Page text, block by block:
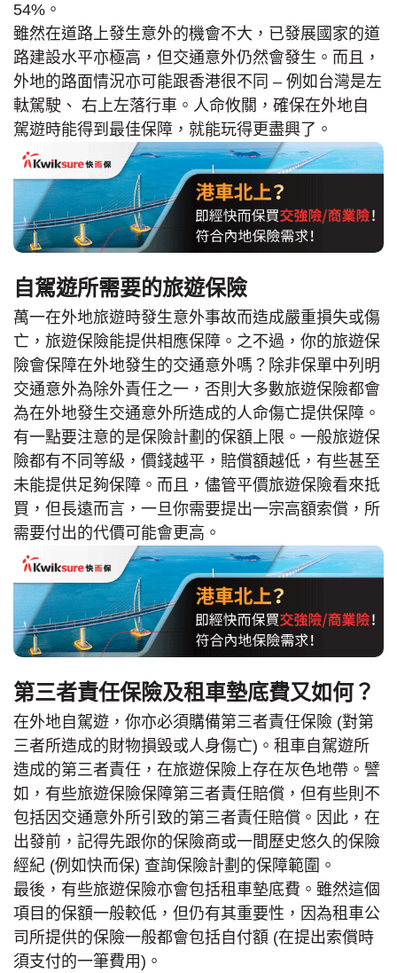
54%。
雖然在道路上發生意外的機會不大，已發展國家的道
路建設水平亦極高，但交通意外仍然會發生。而且，
外地的路面情況亦可能跟香港很不同 – 例如台灣是左
軚駕駛、 右上左落行車。人命攸關，確保在外地自
駕遊時能得到最佳保障，就能玩得更盡興了。
自駕遊所需要的旅遊保險
萬一在外地旅遊時發生意外事故而造成嚴重損失或傷
亡，旅遊保險能提供相應保障。之不過，你的旅遊保
險會保障在外地發生的交通意外嗎？除非保單中列明
交通意外為除外責任之一，否則大多數旅遊保險都會
為在外地發生交通意外所造成的人命傷亡提供保障。
有一點要注意的是保險計劃的保額上限。一般旅遊保
險都有不同等級，價錢越平，賠償額越低，有些甚至
未能提供足夠保障。而且，儘管平價旅遊保險看來抵
買，但長遠而言，一旦你需要提出一宗高額索償，所
需要付出的代價可能會更高。
第三者責任保險及租車墊底費又如何？
在外地自駕遊，你亦必須購備第三者責任保險 (對第
三者所造成的財物損毀或人身傷亡)。租車自駕遊所
造成的第三者責任，在旅遊保險上存在灰色地帶。譬
如，有些旅遊保險保障第三者責任賠償，但有些則不
包括因交通意外所引致的第三者責任賠償。因此，在
出發前，記得先跟你的保險商或一間歷史悠久的保險
經紀 (例如快而保) 查詢保險計劃的保障範圍。
最後，有些旅遊保險亦會包括租車墊底費。雖然這個
項目的保額一般較低，但仍有其重要性，因為租車公
司所提供的保險一般都會包括自付額 (在提出索償時
須支付的一筆費用)。